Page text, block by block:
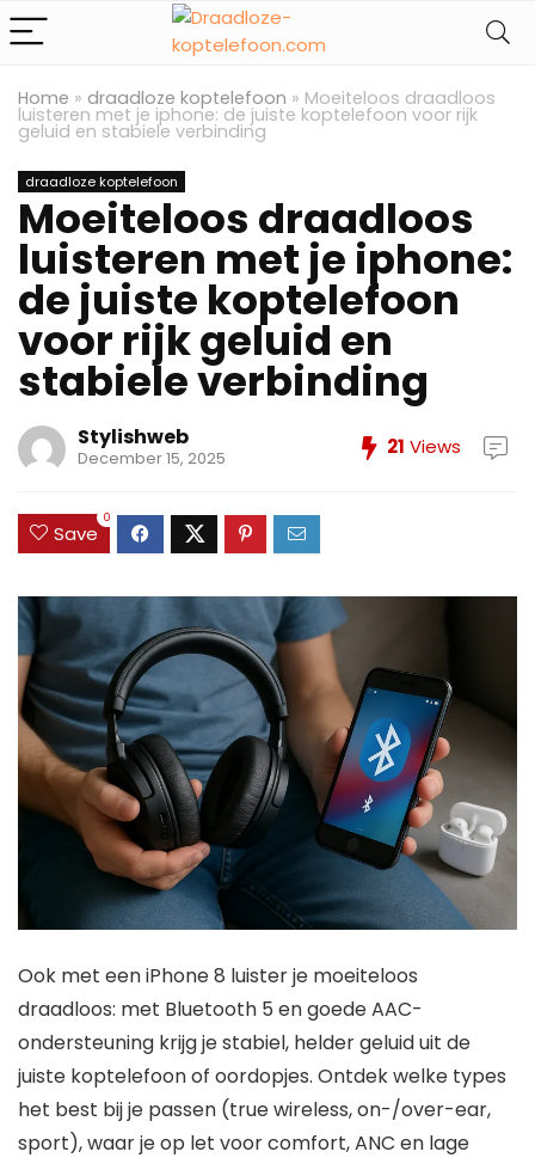
Home » draadloze koptelefoon » Moeiteloos draadloos
luisteren met je iphone: de juiste koptelefoon voor rijk
geluid en stabiele verbinding
draadloze koptelefoon
Moeiteloos draadloos
luisteren met je iphone:
de juiste koptelefoon
voor rijk geluid en
stabiele verbinding
Stylishweb
December 15, 2025 21 Views
Save
0
Ook met een iPhone 8 luister je moeiteloos
draadloos: met Bluetooth 5 en goede AAC-
ondersteuning krijg je stabiel, helder geluid uit de
juiste koptelefoon of oordopjes. Ontdek welke types
het best bij je passen (true wireless, on-/over-ear,
sport), waar je op let voor comfort, ANC en lage